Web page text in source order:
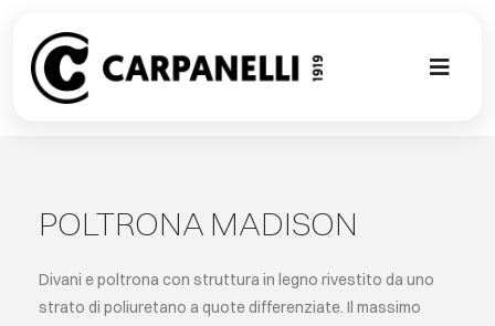
content
Toggle
CLASSIC
POLTRONA MADISON
Divani e poltrona con struttura in legno rivestito da uno
strato di poliuretano a quote differenziate. Il massimo